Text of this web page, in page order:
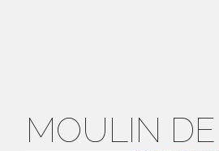
MOULIN